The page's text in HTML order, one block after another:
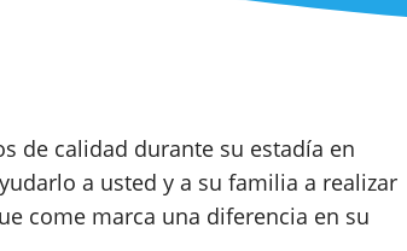
de calidad durante su estadía en
a usted y a su familia a realizar
come marca una diferencia en su